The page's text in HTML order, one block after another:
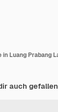
auch gefallen